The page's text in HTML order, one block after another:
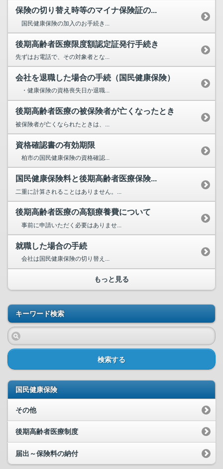
保険の切り替え時等のマイナ保険証の...
国民健康保険の加入のお手続き...
後期高齢者医療限度額認定証発行手続き
先ずはお電話で、その対象者とな...
会社を退職した場合の手続（国民健康保険）
・健康保険の資格喪失日か退職...
後期高齢者医療の被保険者が亡くなったとき
被保険者が亡くなられたときは、...
資格確認書の有効期限
柏市の国民健康保険の資格確認...
国民健康保険料と後期高齢者医療保険...
二重に計算されることはありません。...
後期高齢者医療の高額療養費について
事前に申請いただく必要はありませ...
就職した場合の手続
会社は国民健康保険の切り替え...
もっと見る
キーワード検索
検索する
国民健康保険
その他
後期高齢者医療制度
届出～保険料の納付